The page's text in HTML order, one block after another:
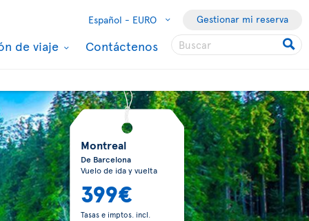
Español - EURO Gestionar mi reserva
de viaje Contáctenos
Montreal
De Barcelona
Vuelo de ida y vuelta
399€
Tasas e imptos. incl.